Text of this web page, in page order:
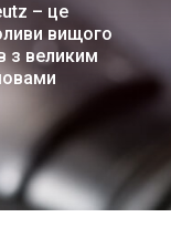
– це
вищого
з великим